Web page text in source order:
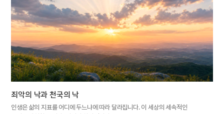
죄악의 낙과 천국의 낙
인생은 삶의 지표를 어디에 두느냐에 따라 달라집니다. 이 세상의 세속적인